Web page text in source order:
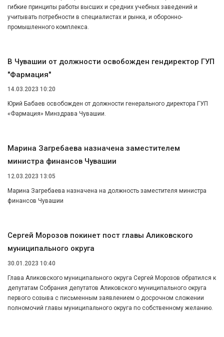
гибкие принципы работы высших и средних учебных заведений и
учитывать потребности в специалистах и рынка, и оборонно-
промышленного комплекса.
В Чувашии от должности освобожден гендиректор ГУП
"Фармация"
14.03.2023 10:20
Юрий Бабаев освобожден от должности генерального директора ГУП
«Фармация» Минздрава Чувашии.
Марина Загребаева назначена заместителем
министра финансов Чувашии
12.03.2023 13:05
Марина Загребаева назначена на должность заместителя министра
финансов Чувашии
Сергей Морозов покинет пост главы Аликовского
муниципального округа
30.01.2023 10:40
Глава Аликовского муниципального округа Сергей Морозов обратился к
депутатам Собрания депутатов Аликовского муниципального округа
первого созыва с письменным заявлением о досрочном сложении
полномочий главы муниципального округа по собственному желанию.